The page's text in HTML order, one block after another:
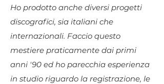
Ho prodotto anche diversi progetti
discografici, sia italiani che
internazionali. Faccio questo
mestiere praticamente dai primi
anni '90 ed ho parecchia esperienza
in studio riguardo la registrazione, le